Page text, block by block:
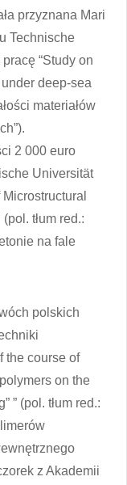
przyznana Mari
Technische
“Study on
deep-sea
materiałów
2 000 euro
Universität
tłum red.:
na fale
polskich
the course of
on the
” (pol. tłum red.:
z Akademii